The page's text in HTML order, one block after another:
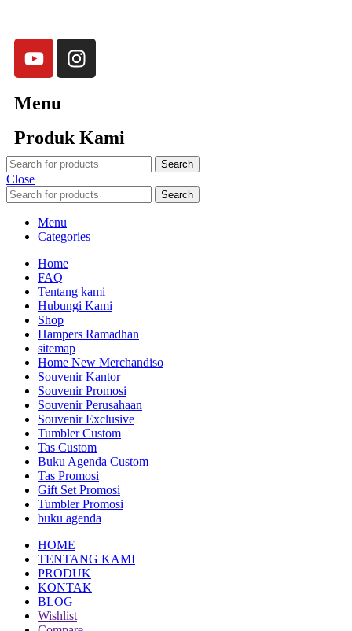
Produk Kami
Close
Categories
Home
FAQ
Tentang kami
Hubungi Kami
Shop
Hampers Ramadhan
sitemap
Home New Merchandiso
Souvenir Kantor
Souvenir Promosi
Souvenir Perusahaan
Souvenir Exclusive
Tumbler Custom
Tas Custom
Buku Agenda Custom
Tas Promosi
Gift Set Promosi
Tumbler Promosi
buku agenda
HOME
TENTANG KAMI
PRODUK
KONTAK
BLOG
Wishlist
Compare
Login / Register
Shopping cart
Sign in